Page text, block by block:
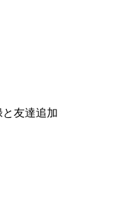
友達追加